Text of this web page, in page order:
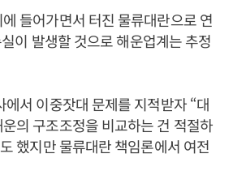
들어가면서 터진 물류대란으로 연
이 발생할 것으로 해운업계는 추정
서 이중잣대 문제를 지적받자 “대
의 구조조정을 비교하는 건 적절하
했지만 물류대란 책임론에서 여전